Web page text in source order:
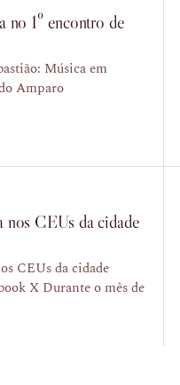
no 1º encontro de
Música em
Amparo
nos CEUs da cidade
CEUs da cidade
X Durante o mês de